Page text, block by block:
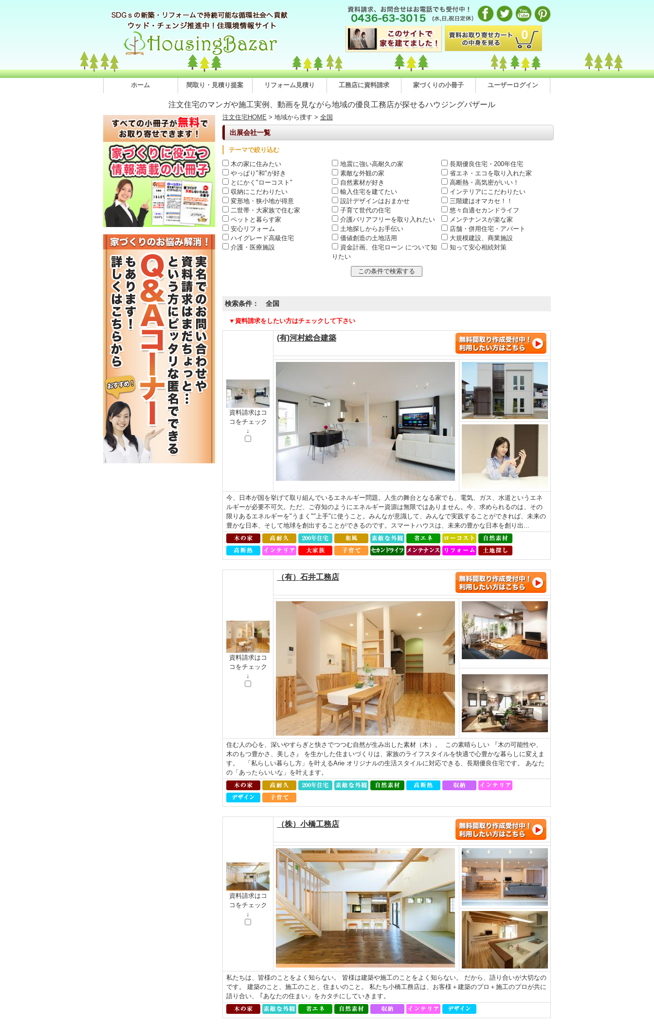
0
ホーム 間取り・見積り提案 リフォーム見積り 工務店に資料請求 家づくりの小冊子 ユーザーログイン
注文住宅のマンガや施工実例、動画を見ながら地域の優良工務店が探せるハウジングバザール
注文住宅HOME > 地域から捜す > 全国
出展会社一覧
テーマで絞り込む
木の家に住みたい
地震に強い高耐久の家
長期優良住宅・200年住宅
やっぱり"和"が好き
素敵な外観の家
省エネ・エコを取り入れた家
とにかく"ローコスト"
自然素材が好き
高断熱・高気密がいい！
収納にこだわりたい
輸入住宅を建てたい
インテリアにこだわりたい
変形地・狭小地が得意
設計デザインはおまかせ
三階建はオマカセ！！
二世帯・大家族で住む家
子育て世代の住宅
悠々自適セカンドライフ
ペットと暮らす家
介護バリアフリーを取り入れたい
メンテナンスが楽な家
安心リフォーム
土地探しからお手伝い
店舗・併用住宅・アパート
ハイグレード高級住宅
価値創造の土地活用
大規模建設、商業施設
介護・医療施設
資金計画、住宅ローン について知
りたい
知って安心相続対策
検索条件： 全国
▼資料請求をしたい方はチェックして下さい
資料請求はコ
コをチェック
↓
(有)河村総合建築
今、日本が国を挙げて取り組んでいるエネルギー問題。人生の舞台となる家でも、電気、ガス、水道というエネ
ルギーが必要不可欠。ただ、ご存知のようにエネルギー資源は無限ではありません。今、求められるのは、その
限りあるエネルギーを"うまく""上手"に使うこと。みんなが意識して、みんなで実践することができれば、未来の
豊かな日本、そして地球を創出することができるのです。スマートハウスは、未来の豊かな日本を創り出...
資料請求はコ
コをチェック
↓
（有）石井工務店
住む人の心を、深いやすらぎと快さでつつむ自然が生み出した素材（木）。 この素晴らしい 『木の可能性や、
木のもつ豊かさ、美しさ』 を生かした住まいづくりは、家族のライフスタイルを快適で心豊かな暮らしに変えま
す。 「私らしい暮らし方」を叶えるArie オリジナルの生活スタイルに対応できる、長期優良住宅です。 あなた
の「あったらいいな」を叶えます。
資料請求はコ
コをチェック
↓
（株）小橋工務店
私たちは、皆様のことをよく知らない。 皆様は建築や施工のことをよく知らない。 だから、語り合いが大切なの
です。 建築のこと、施工のこと、住まいのこと。 私たち小橋工務店は、お客様＋建築のプロ＋施工のプロが共に
語り合い、 ｢あなたの住まい」をカタチにしていきます。